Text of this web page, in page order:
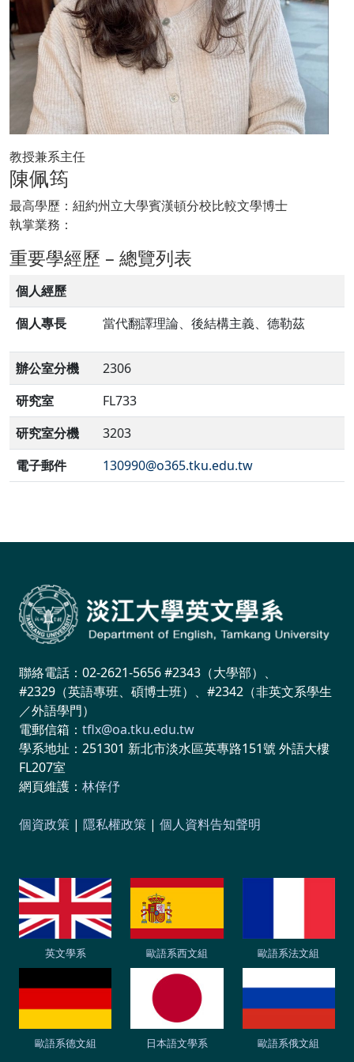
教授兼系主任
陳佩筠
最高學歷：紐約州立大學賓漢頓分校比較文學博士
執掌業務：
重要學經歷 – 總覽列表
個人經歷
個人專長
當代翻譯理論、後結構主義、德勒茲
辦公室分機
2306
研究室
FL733
研究室分機
3203
電子郵件
130990@o365.tku.edu.tw
聯絡電話：02-2621-5656 #2343（大學部）、
#2329（英語專班、碩博士班）、#2342（非英文系學生
／外語學門）
電郵信箱： tflx@oa.tku.edu.tw
學系地址：251301 新北市淡水區英專路151號 外語大樓
FL207室
網頁維護： 林倖伃
個資政策 | 隱私權政策 | 個人資料告知聲明
英文學系 歐語系西文組 歐語系法文組
歐語系德文組 日本語文學系 歐語系俄文組